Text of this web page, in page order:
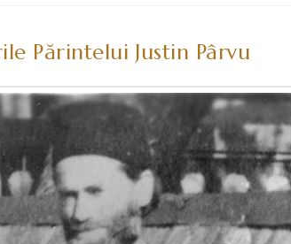
Părintelui Justin Pârvu